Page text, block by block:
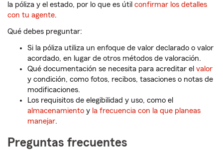
la póliza y el estado, por lo que es útil confirmar los detalles
con tu agente.
Qué debes preguntar:
Si la póliza utiliza un enfoque de valor declarado o valor
acordado, en lugar de otros métodos de valoración.
Qué documentación se necesita para acreditar el valor
y condición, como fotos, recibos, tasaciones o notas de
modificaciones.
Los requisitos de elegibilidad y uso, como el
almacenamiento y la frecuencia con la que planeas
manejar.
Preguntas frecuentes